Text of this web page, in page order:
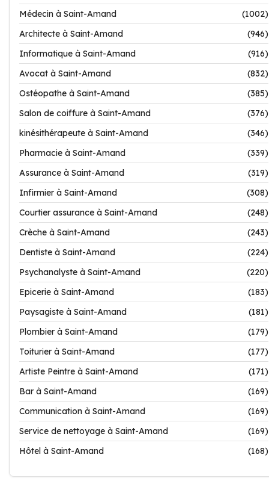
Médecin à Saint-Amand
(1002)
Architecte à Saint-Amand
(946)
Informatique à Saint-Amand
(916)
Avocat à Saint-Amand
(832)
Ostéopathe à Saint-Amand
(385)
Salon de coiffure à Saint-Amand
(376)
kinésithérapeute à Saint-Amand
(346)
Pharmacie à Saint-Amand
(339)
Assurance à Saint-Amand
(319)
Infirmier à Saint-Amand
(308)
Courtier assurance à Saint-Amand
(248)
Crèche à Saint-Amand
(243)
Dentiste à Saint-Amand
(224)
Psychanalyste à Saint-Amand
(220)
Epicerie à Saint-Amand
(183)
Paysagiste à Saint-Amand
(181)
Plombier à Saint-Amand
(179)
Toiturier à Saint-Amand
(177)
Artiste Peintre à Saint-Amand
(171)
Bar à Saint-Amand
(169)
Communication à Saint-Amand
(169)
Service de nettoyage à Saint-Amand
(169)
Hôtel à Saint-Amand
(168)